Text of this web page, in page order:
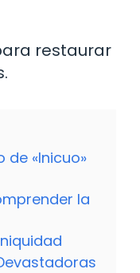
restaurar
de «Inicuo»
la